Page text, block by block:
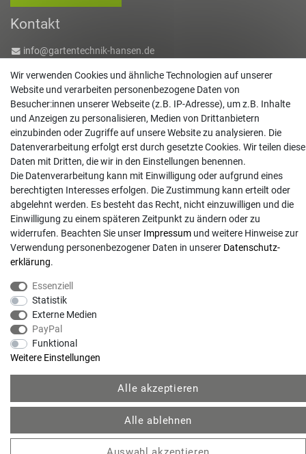
Kontakt
info@gartentechnik-hansen.de
Mo. - Do. 08:00 - 17:00 | Fr. 8:00 - 15:00
Anrufe aus dem dt. Festnetz zum Ortstarif, Preise aus dem Mobilfunknetz ggf.
abweichend (abhängig vom Provider).
© Copyright 2026 | Alle Rechte vorbehalten. - Gartentechnik Hansen | Realisation
Wir verwenden Cookies und ähnliche Technologien auf unserer
Website und verarbeiten personenbezogene Daten von
Besucher:innen unserer Webseite (z.B. IP-Adresse), um z.B. Inhalte
und Anzeigen zu personalisieren, Medien von Drittanbietern
einzubinden oder Zugriffe auf unsere Website zu analysieren. Die
Datenverarbeitung erfolgt erst durch gesetzte Cookies. Wir teilen diese
Daten mit Dritten, die wir in den Einstellungen benennen.
Die Datenverarbeitung kann mit Einwilligung oder aufgrund eines
berechtigten Interesses erfolgen. Die Zustimmung kann erteilt oder
abgelehnt werden. Es besteht das Recht, nicht einzuwilligen und die
Einwilligung zu einem späteren Zeitpunkt zu ändern oder zu
widerrufen. Beachten Sie unser Impressum und weitere Hinweise zur
Verwendung personenbezogener Daten in unserer Daten­schutz­
erklärung.
Essenziell
Statistik
Externe Medien
PayPal
Funktional
Weitere Einstellungen
Alle akzeptieren
Alle ablehnen